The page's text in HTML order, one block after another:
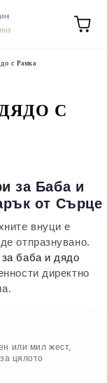
с Рамка
С
за Баба и
от Сърце
внуци е
отпразнувано.
за баба и дядо
директно
или мил жест,
цялото